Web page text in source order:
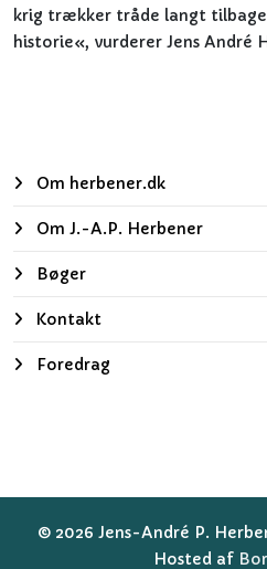
krig trækker tråde langt
historie«, vurderer Jens André
Om herbener.dk
Om J.-A.P. Herbener
Bøger
Kontakt
Foredrag
© 2026 Jens-André P.
Hosted af